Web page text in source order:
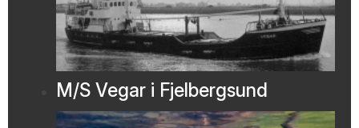
M/S Vegar i Fjelbergsund